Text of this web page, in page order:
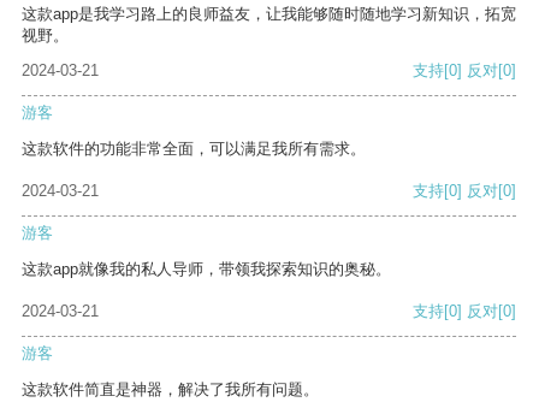
这款app是我学习路上的良师益友，让我能够随时随地学习新知识，拓宽
视野。
2024-03-21
支持[0] 反对[0]
游客
这款软件的功能非常全面，可以满足我所有需求。
2024-03-21 支持[0] 反对[0]
游客
这款app就像我的私人导师，带领我探索知识的奥秘。
2024-03-21 支持[0] 反对[0]
游客
这款软件简直是神器，解决了我所有问题。